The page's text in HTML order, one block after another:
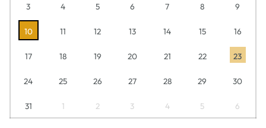
3 4 5 6 7 8 9
10 11 12 13 14 15 16
17 18 19 20 21 22 23
24 25 26 27 28 29 30
31 1 2 3 4 5 6